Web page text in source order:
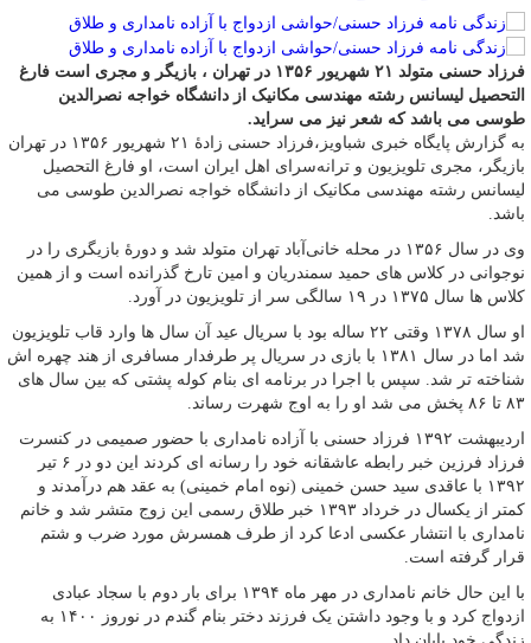
فرزاد حسنی متولد ۲۱ شهریور ۱۳۵۶ در تهران ، بازیگر و مجری است فارغ
التحصیل لیسانس رشته مهندسی مکانیک از دانشگاه خواجه نصرالدین
طوسی می باشد که شعر نیز می سراید.
به گزارش پایگاه خبری شباویز،فرزاد حسنی زادهٔ ۲۱ شهریور ۱۳۵۶ در تهران
بازیگر، مجری تلویزیون و ترانه‌سرای اهل ایران است، او فارغ التحصیل
لیسانس رشته مهندسی مکانیک از دانشگاه خواجه نصرالدین طوسی می
باشد.
وی در سال ۱۳۵۶ در محله خانی‌آباد تهران متولد شد و دورهٔ بازیگری را در
نوجوانی در کلاس‌ های حمید سمندریان و امین تارخ گذرانده‌ است و از همین
کلاس ها سال ۱۳۷۵ در ۱۹ سالگی سر از تلویزیون در آورد.
او سال ۱۳۷۸ وقتی ۲۲ ساله بود با سریال عید آن سال‌ ها وارد قاب تلویزیون
شد اما در سال ۱۳۸۱ با بازی در سریال پر طرفدار مسافری از هند چهره اش
شناخته تر شد. سپس با اجرا در برنامه ای بنام کوله پشتی که بین سال های
۸۳ تا ۸۶ پخش می شد او را به اوج شهرت رساند.
اردیبهشت ۱۳۹۲ فرزاد حسنی با آزاده نامداری با حضور صمیمی در کنسرت
فرزاد فرزین خبر رابطه عاشقانه خود را رسانه ای کردند این دو در ۶ تیر
۱۳۹۲ با عاقدی سید حسن خمینی (نوه امام خمینی) به عقد هم درآمدند و
کمتر از یکسال در خرداد ۱۳۹۳ خبر طلاق رسمی این زوج متشر شد و خانم
نامداری با انتشار عکسی ادعا کرد از طرف همسرش مورد ضرب و شتم
قرار گرفته است.
با این حال خانم نامداری در مهر ماه ۱۳۹۴ برای بار دوم با سجاد عبادی
ازدواج کرد و با وجود داشتن یک فرزند دختر بنام گندم در نوروز ۱۴۰۰ به